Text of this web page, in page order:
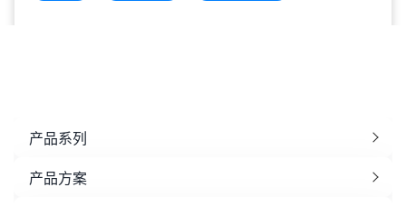
产品系列
产品方案